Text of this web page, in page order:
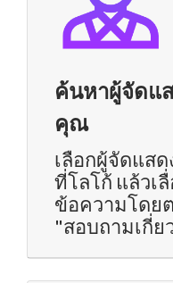
ค้นหาผู้จัดแ
คุณ
เลือกผู้จัดแส
ที่โลโก้ แล้วเ
ข้อความโดย
"สอบถามเกี่